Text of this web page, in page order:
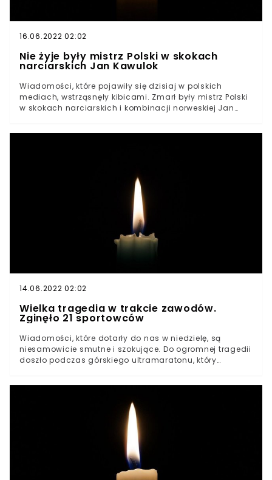
16.06.2022 02:02
Nie żyje były mistrz Polski w skokach
narciarskich Jan Kawulok
Wiadomości, które pojawiły się dzisiaj w polskich
mediach, wstrząsnęły kibicami. Zmarł były mistrz Polski
w skokach narciarskich i kombinacji norweskiej Jan
14.06.2022 02:02
Wielka tragedia w trakcie zawodów.
Zginęło 21 sportowców
Wiadomości, które dotarły do nas w niedzielę, są
niesamowicie smutne i szokujące. Do ogromnej tragedii
doszło podczas górskiego ultramaratonu, który
załamania pogody.Niezwykle smutne wiadomości
dotarły do nas w niedzielę z ChinDo niewiarygodnej
tragedii doszło podczas rywalizacji w maratonie
górskim nieopodal miasta BaiyinW trakcie zawodów
przyszło nagłe załamanie pogody. Śmierć poniosło aż
21 sportowcówWiadomości o wielkiej tragedii podczas
sportowych zawodów w Chinach zszokowały kibiców